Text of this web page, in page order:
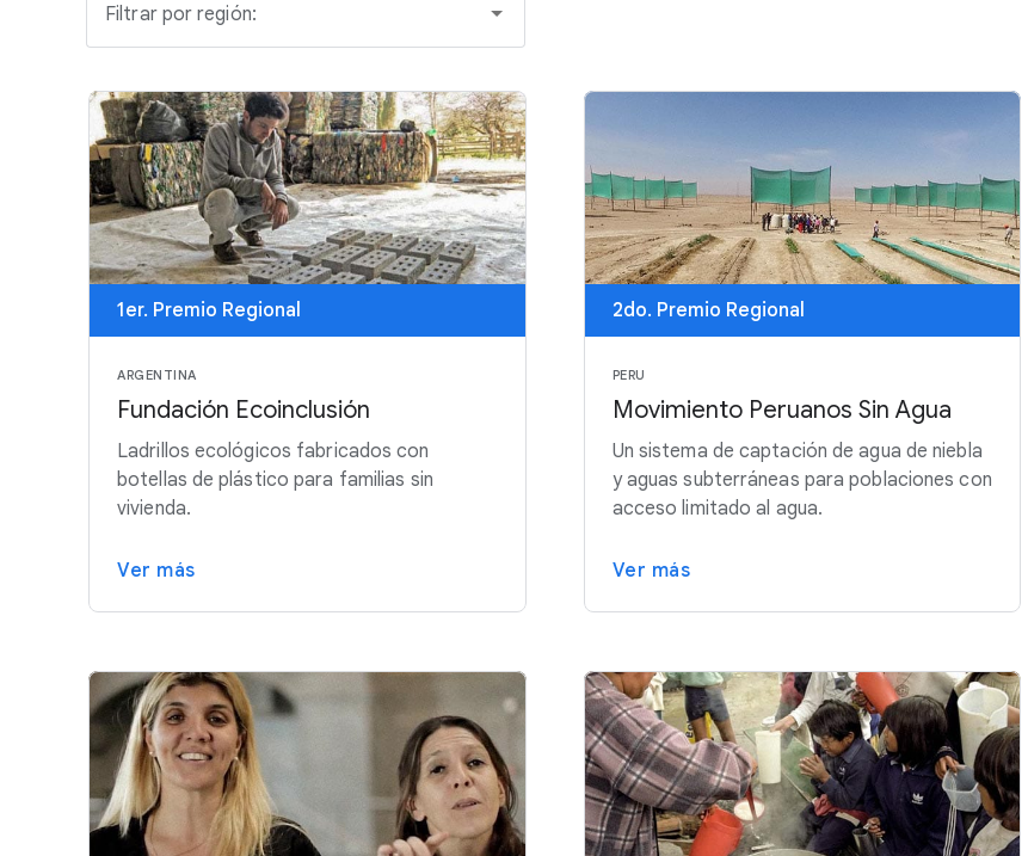
Filtrar por región:
1er. Premio Regional
ARGENTINA
Fundación Ecoinclusión
Ladrillos ecológicos fabricados con
botellas de plástico para familias sin
vivienda.
Ver más
2do. Premio Regional
PERU
Movimiento Peruanos Sin Agua
Un sistema de captación de agua de niebla
y aguas subterráneas para poblaciones con
acceso limitado al agua.
Ver más